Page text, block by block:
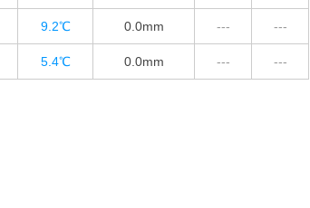
9.2℃ 0.0mm --- ---
5.4℃ 0.0mm --- ---